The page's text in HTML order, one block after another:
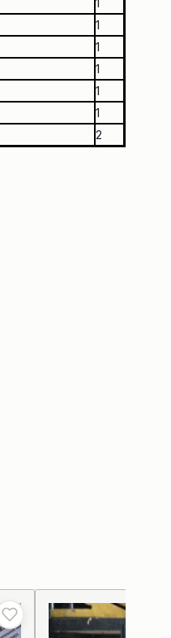
1
1
1
1
1
2